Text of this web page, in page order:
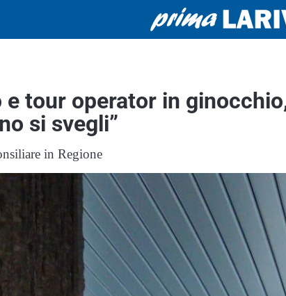
tour operator in
si svegli”
in Regione